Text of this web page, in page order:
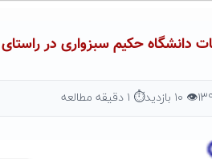
دانشگاه حکیم سبزواری در
👁 ۱۰ بازدید ⏱ ۱ دقیقه مطالعه